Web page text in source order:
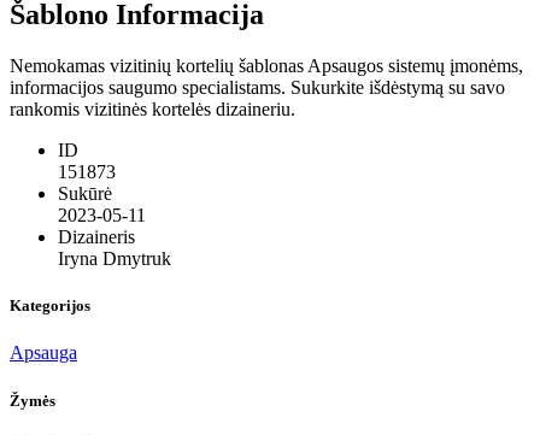
Šablono Informacija
Nemokamas vizitinių kortelių šablonas Apsaugos sistemų įmonėms,
informacijos saugumo specialistams. Sukurkite išdėstymą su savo
rankomis vizitinės kortelės dizaineriu.
ID
151873
Sukūrė
2023-05-11
Dizaineris
Iryna Dmytruk
Kategorijos
Apsauga
Žymės